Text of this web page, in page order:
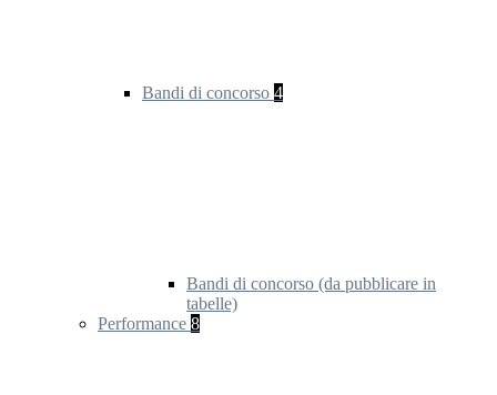
Bandi di concorso 4
Bandi di concorso (da pubblicare in
tabelle)
Performance 8